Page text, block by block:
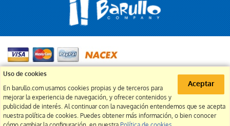
91 399 34 84
info@barullo.com
Aceptar
Uso de cookies
En barullo.com usamos cookies propias y de terceros para
mejorar la experiencia de navegación, y ofrecer contenidos y
publicidad de interés. Al continuar con la navegación entendemos que se acepta
nuestra política de cookies. Puedes obtener más información, o bien conocer